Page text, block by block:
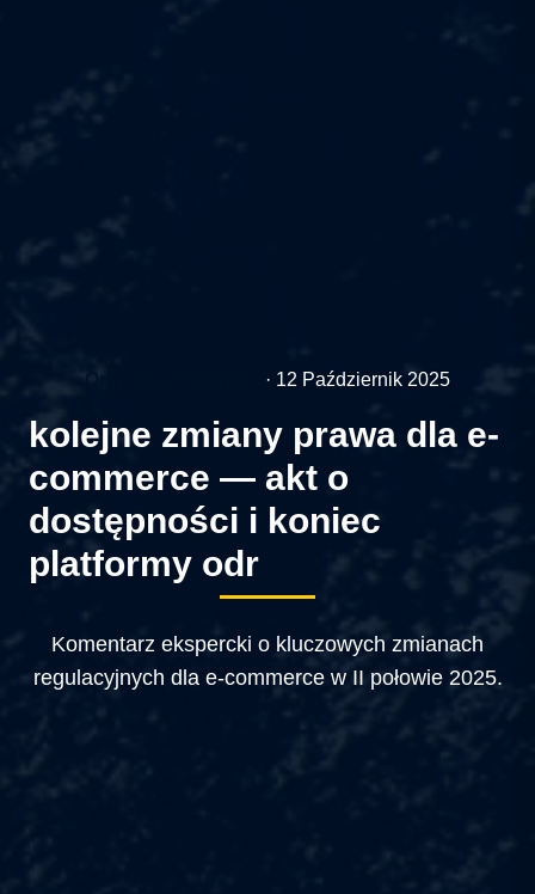
· 12 Październik 2025
kolejne zmiany prawa dla e-
commerce — akt o
dostępności i koniec
platformy odr
Komentarz ekspercki o kluczowych zmianach
regulacyjnych dla e-commerce w II połowie 2025.